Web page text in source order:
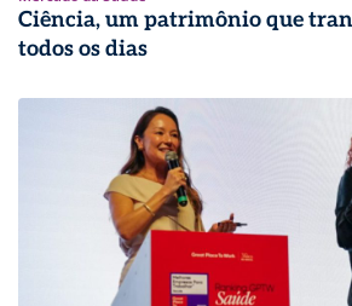
Ciência, um patrimônio que
todos os dias